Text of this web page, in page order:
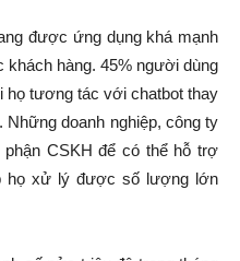
được ứng dụng khá mạnh
hàng. 45% người dùng
họ tương tác với chatbot thay
doanh nghiệp, công ty
CSKH để có thể hỗ trợ
họ xử lý được số lượng lớn